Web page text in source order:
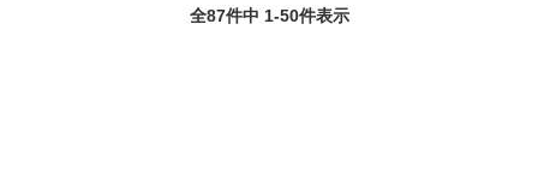
全87件中 1-50件表示